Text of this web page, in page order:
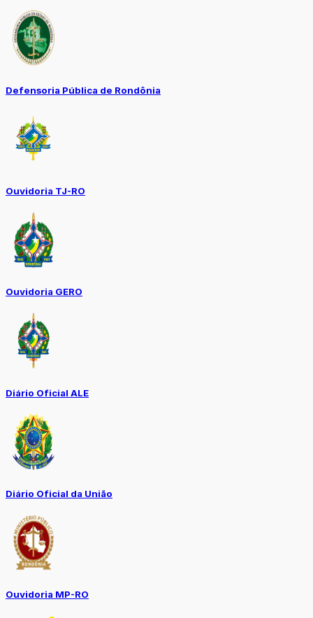
Defensoria Pública de Rondônia
Ouvidoria TJ-RO
Ouvidoria GERO
Diário Oficial ALE
Diário Oficial da União
Ouvidoria MP-RO